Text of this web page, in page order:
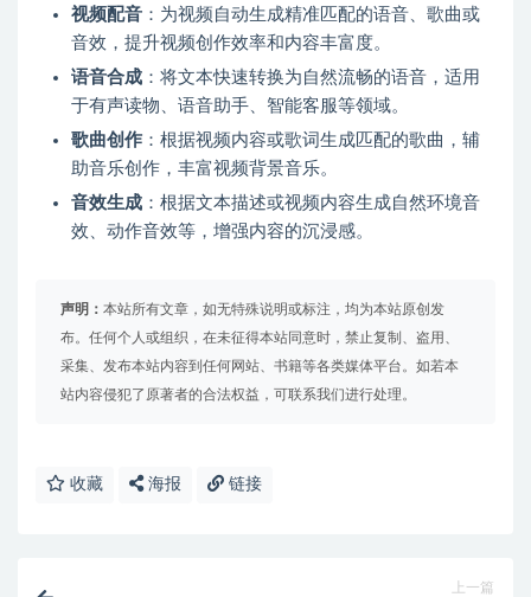
视频配音 ：为视频自动生成精准匹配的语音、歌曲或
音效，提升视频创作效率和内容丰富度。
语音合成 ：将文本快速转换为自然流畅的语音，适用
于有声读物、语音助手、智能客服等领域。
歌曲创作 ：根据视频内容或歌词生成匹配的歌曲，辅
助音乐创作，丰富视频背景音乐。
音效生成 ：根据文本描述或视频内容生成自然环境音
效、动作音效等，增强内容的沉浸感。
声明： 本站所有文章，如无特殊说明或标注，均为本站原创发
布。任何个人或组织，在未征得本站同意时，禁止复制、盗用、
采集、发布本站内容到任何网站、书籍等各类媒体平台。如若本
站内容侵犯了原著者的合法权益，可联系我们进行处理。
收藏 海报 链接
上一篇